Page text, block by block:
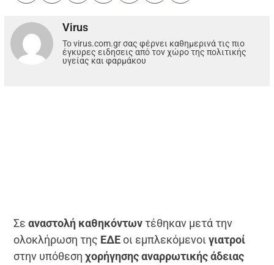
Virus
Το virus.com.gr σας φέρνει καθημερινά τις πιο
έγκυρες ειδησεις από τον χώρο της πολιτικής
υγείας και φαρμάκου
Σεαναστολή καθηκόντωντέθηκαν μετά την
ολοκλήρωση της ΕΔΕοι εμπλεκόμενοι γιατροί
στην υπόθεσηχορήγησης αναρρωτικής άδειας